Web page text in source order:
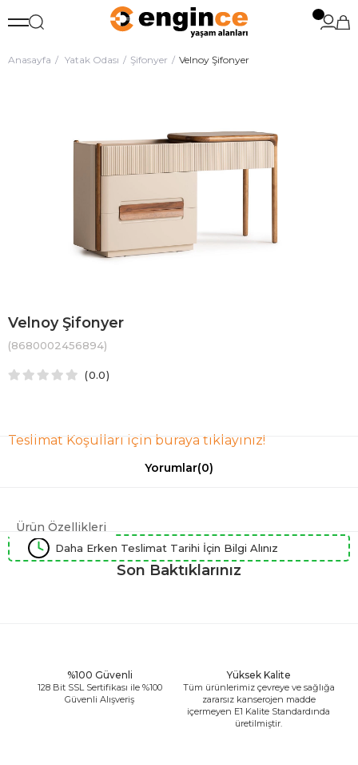
Anasayfa Yatak Odası Şifonyer Velnoy Şifonyer
Velnoy Şifonyer
(8680002456894)
0.0
Teslimat Koşulları için buraya tıklayınız!
Yorumlar(0)
Ürün Özellikleri
Daha Erken Teslimat Tarihi İçin Bilgi Alınız
Son Baktıklarınız
%100 Güvenli
128 Bit SSL Sertifikası ile %100
Güvenli Alışveriş
Yüksek Kalite
Tüm ürünlerimiz çevreye ve sağlığa
zararsız kanserojen madde
içermeyen E1 Kalite Standardında
üretilmiştir.